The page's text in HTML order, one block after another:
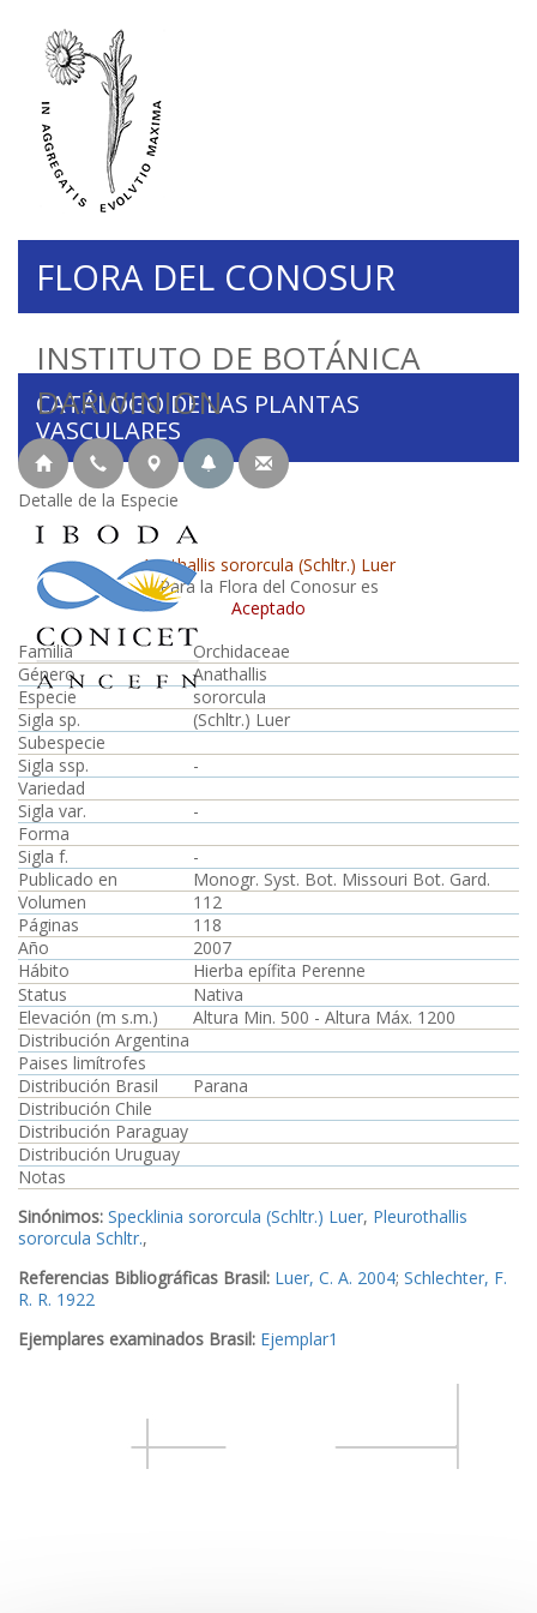
INSTITUTO DE BOTÁNICA
DARWINION
FLORA DEL CONOSUR
CATÁLOGO DE LAS PLANTAS
VASCULARES
Detalle de la Especie
Anathallis sororcula (Schltr.) Luer
Para la Flora del Conosur es
Aceptado
Familia
Orchidaceae
Género
Anathallis
Especie
sororcula
Sigla sp.
(Schltr.) Luer
Subespecie
Sigla ssp.
-
Variedad
Sigla var.
-
Forma
Sigla f.
-
Publicado en
Monogr. Syst. Bot. Missouri Bot. Gard.
Volumen
112
Páginas
118
Año
2007
Hábito
Hierba epífita Perenne
Status
Nativa
Elevación (m s.m.)
Altura Min. 500 - Altura Máx. 1200
Distribución Argentina
Paises limítrofes
Distribución Brasil
Parana
Distribución Chile
Distribución Paraguay
Distribución Uruguay
Notas
Sinónimos: Specklinia sororcula (Schltr.) Luer, Pleurothallis
sororcula Schltr.,
Referencias Bibliográficas Brasil: Luer, C. A. 2004; Schlechter, F.
R. R. 1922
Ejemplares examinados Brasil: Ejemplar1